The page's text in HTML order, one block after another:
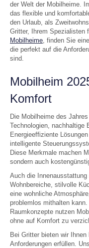
der Welt der Mobilheime.
das flexible und
den Urlaub, als
Gritter, Ihrem Spezialisten
Mobilheime, finden Sie
die perfekt auf die
sind.
Mobilheim
Komfort
Die Mobilheime des
Technologien, nachhaltige
Energieeffiziente
intelligente
Diese Merkmale machen
sondern auch
Auch die
Wohnbereiche, stilvolle
eine wohnliche
problemlos mithalten
Raumkonzepte nutzen
ohne auf Komfort zu
Bei Gritter bieten wir
Anforderungen erfüllen.